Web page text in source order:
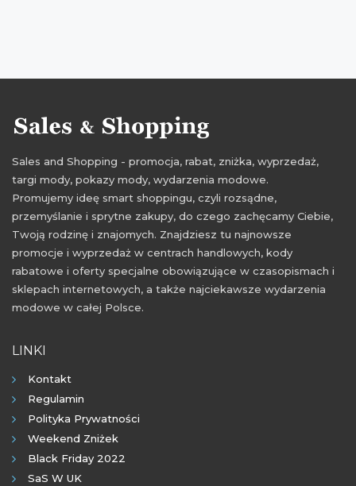
Sales and Shopping - promocja, rabat, zniżka, wyprzedaż,
targi mody, pokazy mody, wydarzenia modowe.
Promujemy ideę smart shoppingu, czyli rozsądne,
przemyślanie i sprytne zakupy, do czego zachęcamy Ciebie,
Twoją rodzinę i znajomych. Znajdziesz tu najnowsze
promocje i wyprzedaż w centrach handlowych, kody
rabatowe i oferty specjalne obowiązujące w czasopismach i
sklepach internetowych, a także najciekawsze wydarzenia
modowe w całej Polsce.
LINKI
Kontakt
Regulamin
Polityka Prywatności
Weekend Zniżek
Black Friday 2022
SaS W UK